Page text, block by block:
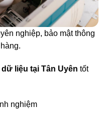
nghiệp, bảo mật thông
liệu tại Tân Uyên tốt
nghiệm